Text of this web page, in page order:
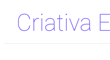
Pular
para